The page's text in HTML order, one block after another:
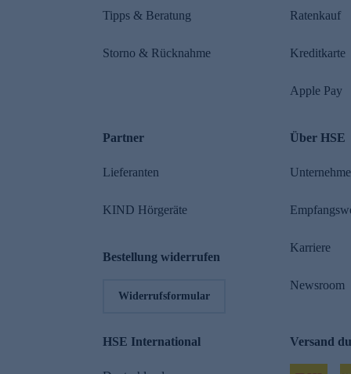
Tipps & Beratung
Storno & Rücknahme
Ratenkauf
Kreditkarte
Apple Pay
Partner
Lieferanten
KIND Hörgeräte
Bestellung widerrufen
Widerrufsformular
Über HSE
Karriere
Newsroom
HSE International Versand